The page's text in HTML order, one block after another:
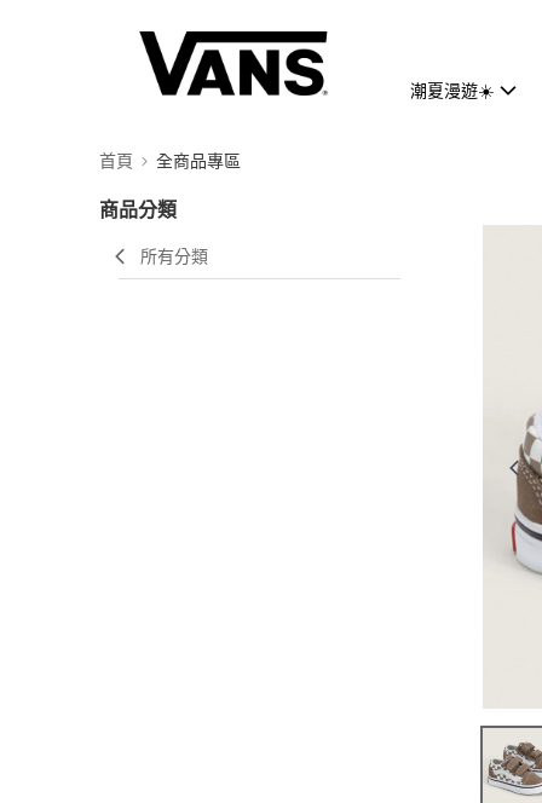
潮夏漫遊☀️
首頁 全商品專區
商品分類
所有分類